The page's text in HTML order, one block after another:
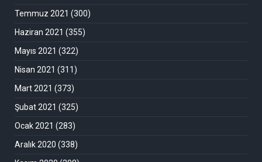
Temmuz 2021 (300)
Haziran 2021 (355)
Mayıs 2021 (322)
Nisan 2021 (311)
Mart 2021 (373)
Şubat 2021 (325)
Ocak 2021 (283)
Aralık 2020 (338)